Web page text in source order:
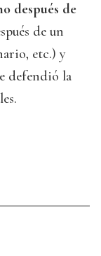
después de
de un
etc.) y
defendió la